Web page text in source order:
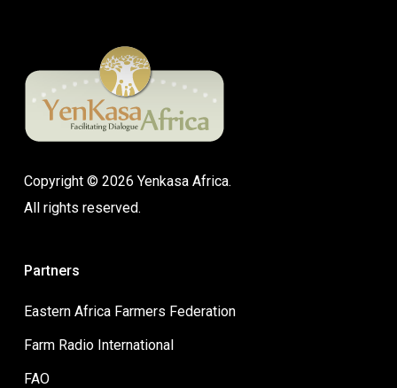
Copyright © 2026 Yenkasa Africa.
All rights reserved.
Partners
Eastern Africa Farmers Federation
Farm Radio International
FAO